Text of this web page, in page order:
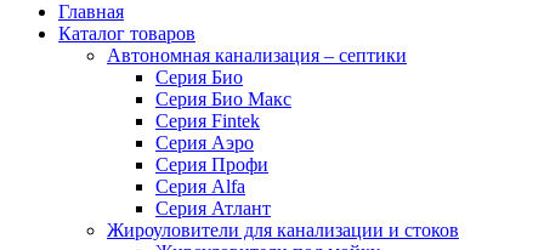
Главная
Каталог товаров
Автономная канализация – септики
Серия Био
Серия Био Макс
Серия Fintek
Серия Аэро
Серия Профи
Серия Alfa
Серия Атлант
Жироуловители для канализации и стоков